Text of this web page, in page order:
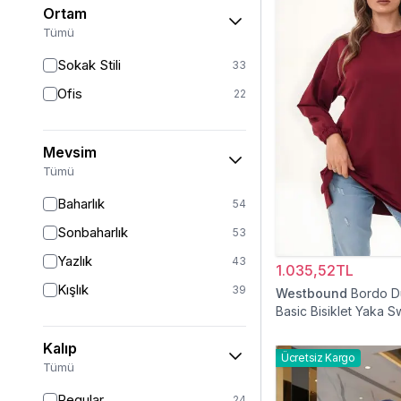
3
Gümüş
Ortam
Tümü
Sokak Stili 33
Ofis 22
Mevsim
Tümü
Baharlık 54
Sonbaharlık 53
Yazlık 43
Kışlık 39
Kalıp
Tümü
1.035,52TL
Westbound Bordo
Basic Bisiklet Yaka
Ücretsiz Kargo